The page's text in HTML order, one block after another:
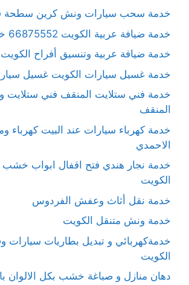
خدمة سحب سيارات ونش كرين سطحة
خدمة ضيافة عربية الكويت 66875552 خدمة فورية
خدمة ضيافة عربية وتنسيق أفراح الكويت
خدمة غسيل سيارات الكويت غسيل
خدمة فني ستلايت المنقف فني ستلايت
المنقف
خدمة كهرباء سيارات عند البيت كهرباء
الاحمدي
خدمة نجار هندي فتح اقفال ابواب خشب
الكويت
خدمة نقل أثاث وعفش الفردوس
خدمة ونش متنقل الكويت
خدمةكهربائي و تبديل بطاريات
الكويت
دهان منازل و صباغة خشب بكل الالوان